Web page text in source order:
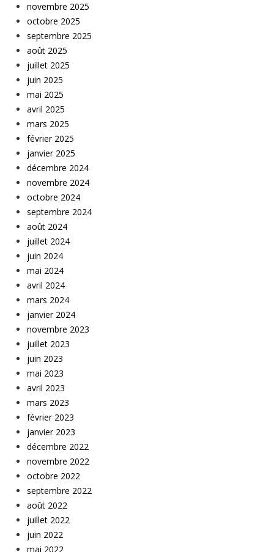
novembre 2025
octobre 2025
septembre 2025
août 2025
juillet 2025
juin 2025
mai 2025
avril 2025
mars 2025
février 2025
janvier 2025
décembre 2024
novembre 2024
octobre 2024
septembre 2024
août 2024
juillet 2024
juin 2024
mai 2024
avril 2024
mars 2024
janvier 2024
novembre 2023
juillet 2023
juin 2023
mai 2023
avril 2023
mars 2023
février 2023
janvier 2023
décembre 2022
novembre 2022
octobre 2022
septembre 2022
août 2022
juillet 2022
juin 2022
mai 2022